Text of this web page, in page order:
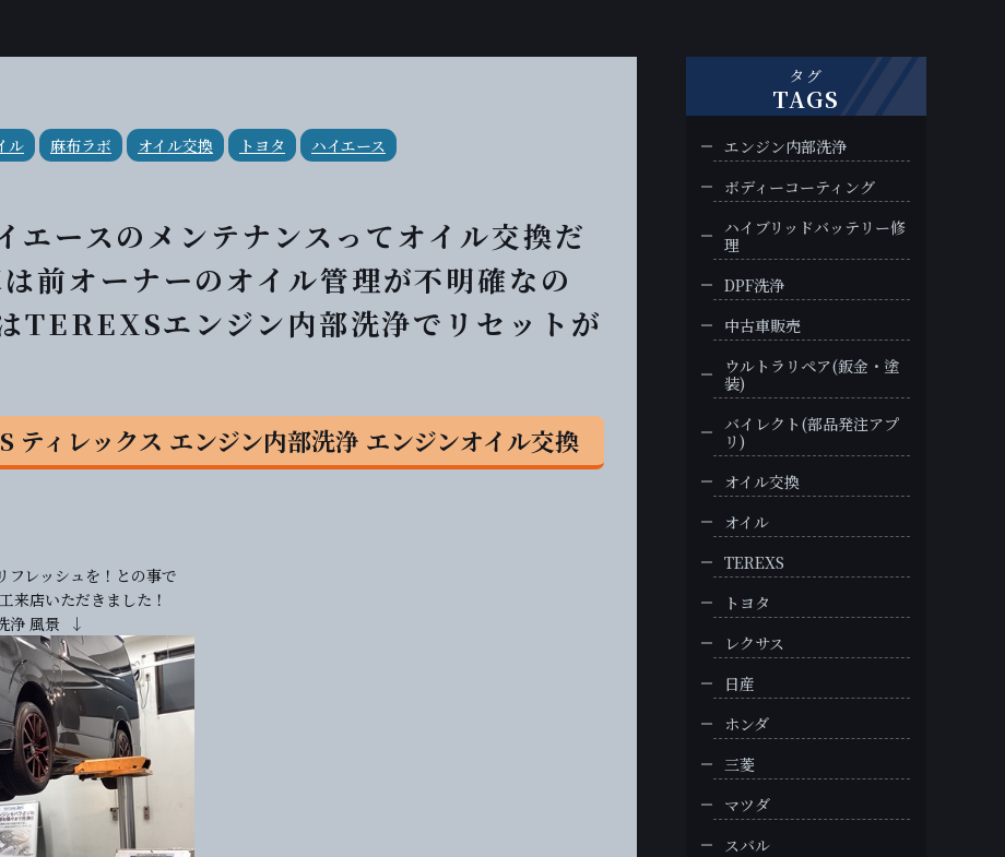
ル 麻布ラボ オイル交換 トヨタ ハイエース
ースのメンテナンスってオイル交換だ
前オーナーのオイル管理が不明確なの
TEREXSエンジン内部洗浄でリセットが
ティレックス エンジン内部洗浄 エンジンオイル交換
フレッシュを！との事で
来店いただきました！
浄 風景 ↓
タグ
TAGS
エンジン内部洗浄
ボディーコーティング
ハイブリッドバッテリー修
理
DPF洗浄
中古車販売
ウルトラリペア(鈑金・塗
装)
バイレクト(部品発注アプ
リ)
オイル交換
オイル
TEREXS
トヨタ
レクサス
日産
ホンダ
三菱
マツダ
スバル